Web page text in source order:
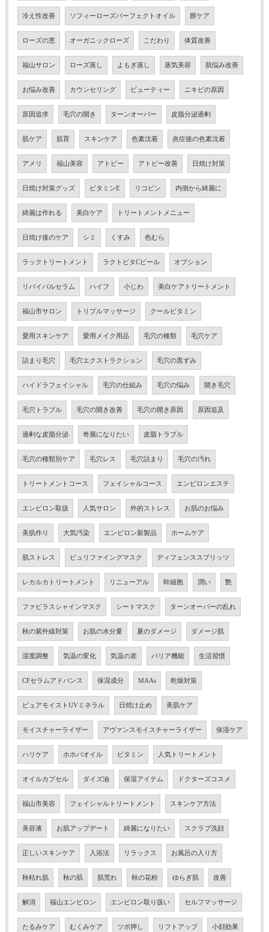
冷え性改善 ソフィーローズパーフェクトオイル 膣ケア
ローズの恵 オーガニックローズ こだわり 体質改善
福山サロン ローズ蒸し よもぎ蒸し 蒸気美容 肌悩み改善
お悩み改善 カウンセリング ビューティー ニキビの原因
原因追求 毛穴の開き ターンオーバー 皮脂分泌過剰
肌ケア 肌育 スキンケア 色素沈着 炎症後の色素沈着
アメリ 福山美容 アトピー アトピー改善 日焼け対策
日焼け対策グッズ ビタミンE リコピン 内側から綺麗に
綺麗は作れる 美白ケア トリートメントメニュー
日焼け後のケア シミ くすみ 色むら
ラックトリートメント ラクトビタCピール オプション
リバイバルセラム ハイフ 小じわ 美白ケアトリートメント
福山市サロン トリプルマッサージ クールビタミン
愛用スキンケア 愛用メイク用品 毛穴の種類 毛穴ケア
詰まり毛穴 毛穴エクストラクション 毛穴の黒ずみ
ハイドラフェイシャル 毛穴の仕組み 毛穴の悩み 開き毛穴
毛穴トラブル 毛穴の開き改善 毛穴の開き原因 原因追及
過剰な皮脂分泌 奇麗になりたい 皮脂トラブル
毛穴の種類別ケア 毛穴レス 毛穴詰まり 毛穴の汚れ
トリートメントコース フェイシャルコース エンビロンエステ
エンビロン取扱 人気サロン 外的ストレス お肌のお悩み
美肌作り 大気汚染 エンビロン新製品 ホームケア
肌ストレス ピュリファイングマスク ディフェンススプリッツ
レカルカトリートメント リニューアル 幹細胞 潤い 艶
ファビラスシャインマスク シートマスク ターンオーバーの乱れ
秋の紫外線対策 お肌の水分量 夏のダメージ ダメージ肌
湿度調整 気温の変化 気温の差 バリア機能 生活習慣
CFセラムアドバンス 保湿成分 MAAs 乾燥対策
ピュアモイストUVミネラル 日焼け止め 美肌ケア
モイスチャーライザー アヴァンスモイスチャーライザー 保湿ケア
ハリケア ホホバオイル ビタミン 人気トリートメント
オイルカプセル ダイズ油 保湿アイテム ドクターズコスメ
福山市美容 フェイシャルトリートメント スキンケア方法
美容液 お肌アップデート 綺麗になりたい スクラブ洗顔
正しいスキンケア 入浴法 リラックス お風呂の入り方
秋枯れ肌 秋の肌 肌荒れ 秋の花粉 ゆらぎ肌 改善
解消 福山エンビロン エンビロン取り扱い セルフマッサージ
たるみケア むくみケア ツボ押し リフトアップ 小顔効果